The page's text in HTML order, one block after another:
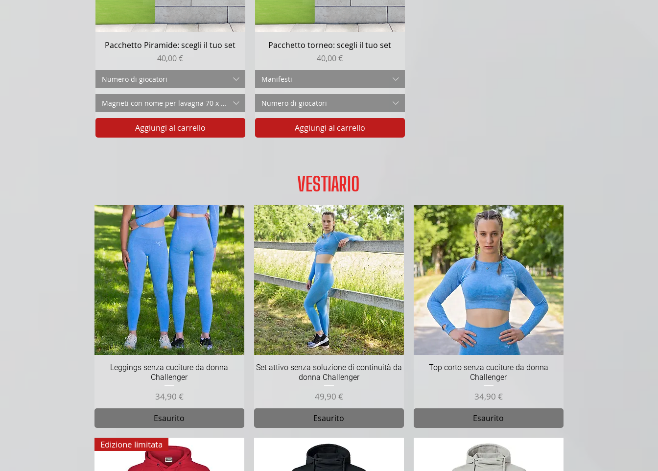
Vista rapida
Pacchetto Piramide: scegli il tuo set
Prezzo
40,00 €
Numero di giocatori
Magneti con nome per lavagna 70 x 25 mm
Aggiungi al carrello
Vista rapida
Pacchetto torneo: scegli il tuo set
Prezzo
40,00 €
Manifesti
Numero di giocatori
Aggiungi al carrello
VESTIARIO
Vista rapida
Leggings senza cuciture da donna
Challenger
Prezzo
34,90 €
Esaurito
Vista rapida
Set attivo senza soluzione di continuità da
donna Challenger
Prezzo
49,90 €
Esaurito
Vista rapida
Top corto senza cuciture da donna
Challenger
Prezzo
34,90 €
Esaurito
Edizione limitata